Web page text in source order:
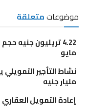
موضوعاتمتعلقة
4.22 تريليون جنيه
مايو
مليار جنيه
إعادة التمويل العقاري يتضاعف